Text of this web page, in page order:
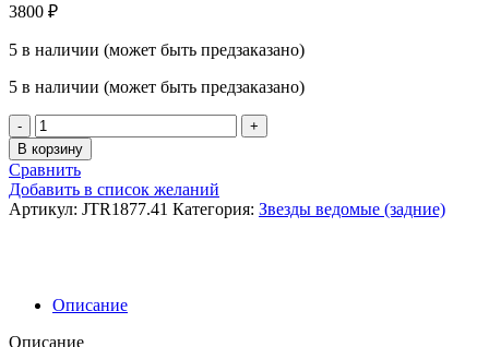
3800 ₽
5 в наличии (может быть предзаказано)
5 в наличии (может быть предзаказано)
Количество
товара
Звезда
JT
JTR1877.41
(4684-
R1
'15-
'22
В корзину
Сравнить
Добавить в список желаний
Артикул: JTR1877.41 Категория: Звезды ведомые (задние)
Описание
Описание